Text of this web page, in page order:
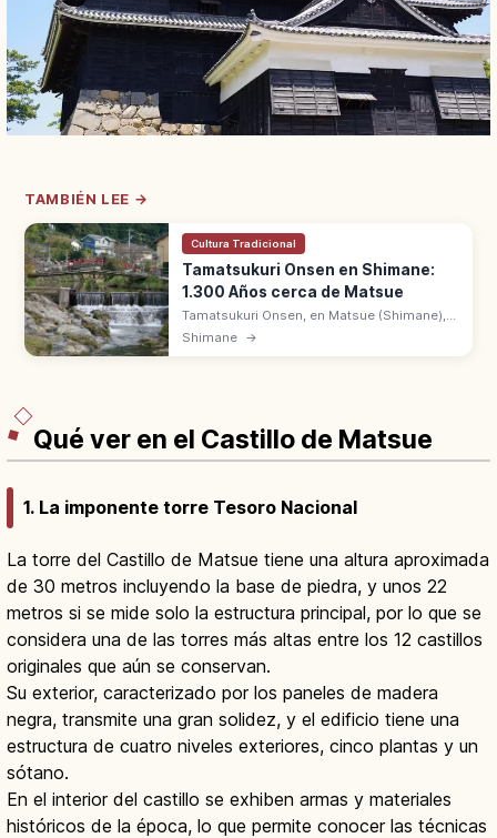
TAMBIÉN LEE →
Cultura Tradicional
Tamatsukuri Onsen en Shimane:
1.300 Años cerca de Matsue
Tamatsukuri Onsen, en Matsue (Shimane),
tiene 1.300 años de historia desde el Izumo
Shimane →
Qué ver en el Castillo de Matsue
1. La imponente torre Tesoro Nacional
La torre del Castillo de Matsue tiene una altura aproximada
de 30 metros incluyendo la base de piedra, y unos 22
metros si se mide solo la estructura principal, por lo que se
considera una de las torres más altas entre los 12 castillos
originales que aún se conservan.
Su exterior, caracterizado por los paneles de madera
negra, transmite una gran solidez, y el edificio tiene una
estructura de cuatro niveles exteriores, cinco plantas y un
sótano.
En el interior del castillo se exhiben armas y materiales
históricos de la época, lo que permite conocer las técnicas